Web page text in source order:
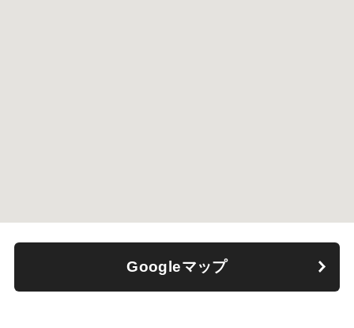
Googleマップ